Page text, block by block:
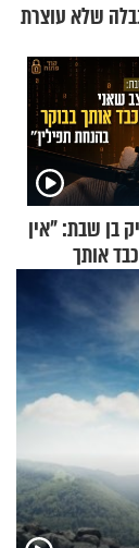
שלא עוצרת
בן שבת: "אין
אותך